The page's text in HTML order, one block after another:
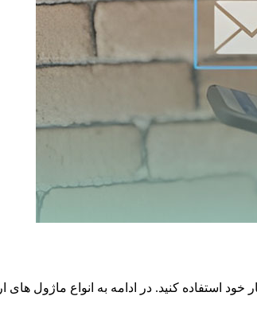
خود استفاده کنید. در ادامه به انواع ماژول